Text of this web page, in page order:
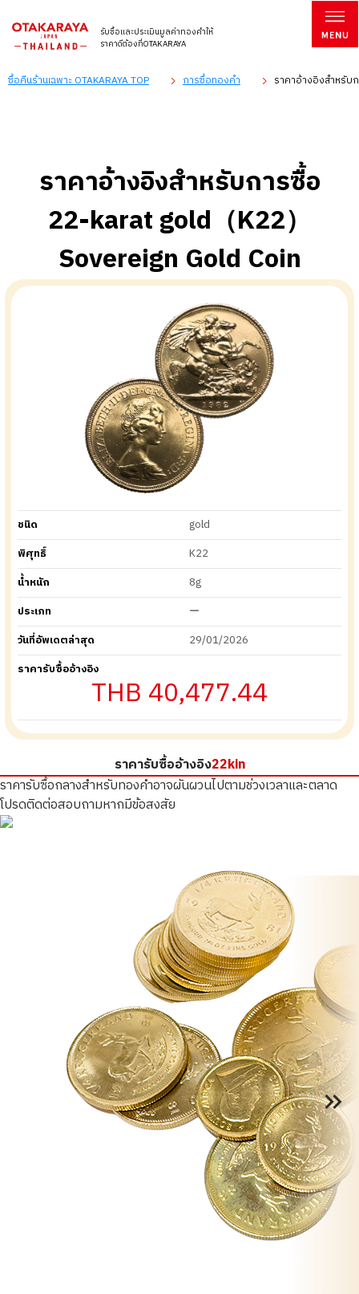
รับซื้อและประเมินมูลค่าทองคำให้
ราคาดีต้องที่OTAKARAYA
ซื้อคืนร้านเฉพาะ OTAKARAYA TOP การซื้อทองคำ ราคาอ้างอิงสำหรับ
ราคาอ้างอิงสำหรับการซื้อ
22-karat gold（K22）
Sovereign Gold Coin
ชนิด
gold
พิศุทธิ์
K22
น้ำหนัก
8g
ประเภท
ー
วันที่อัพเดตล่าสุด
29/01/2026
ราคารับซื้ออ้างอิง
THB 40,477.44
ราคารับซื้ออ้างอิง22kin
ราคารับซื้อกลางสำหรับทองคำอาจผันผวนไปตามช่วงเวลาและตลาด
โปรดติดต่อสอบถามหากมีข้อสงสัย